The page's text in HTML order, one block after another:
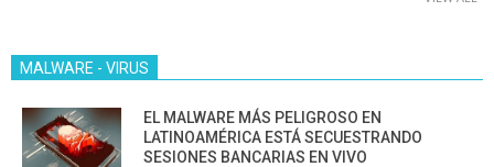
MALWARE - VIRUS
EL MALWARE MÁS PELIGROSO EN
LATINOAMÉRICA ESTÁ SECUESTRANDO
SESIONES BANCARIAS EN VIVO